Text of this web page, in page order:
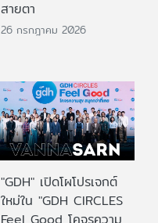
สายตา
26 กรกฎาคม 2026
"GDH" เปิดโผโปรเจกต์
ใหม่ใน "GDH CIRCLES